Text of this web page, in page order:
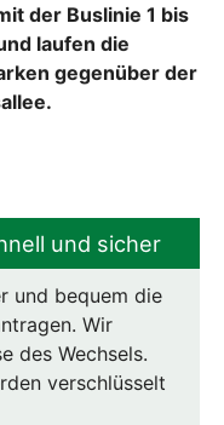
der Buslinie 1 bis
laufen die
gegenüber der
und sicher
und bequem die
Wir
des Wechsels.
verschlüsselt